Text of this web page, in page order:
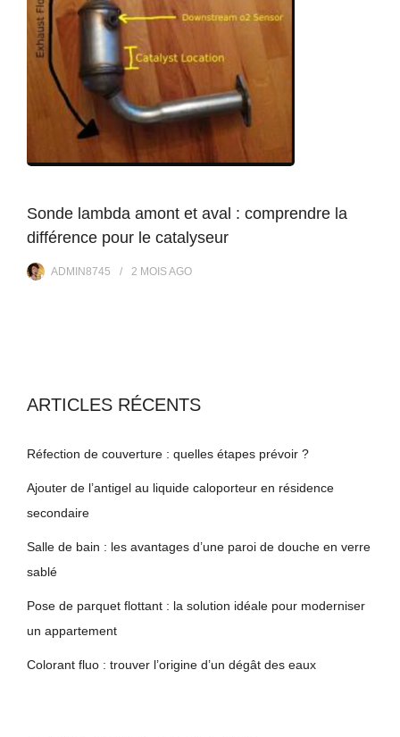
Sonde lambda amont et aval : comprendre la
différence pour le catalyseur
ADMIN8745 2 MOISAGO
ARTICLES RÉCENTS
Réfection de couverture : quelles étapes prévoir ?
Ajouter de l’antigel au liquide caloporteur en résidence
secondaire
Salle de bain : les avantages d’une paroi de douche en verre
sablé
Pose de parquet flottant : la solution idéale pour moderniser
un appartement
Colorant fluo : trouver l’origine d’un dégât des eaux